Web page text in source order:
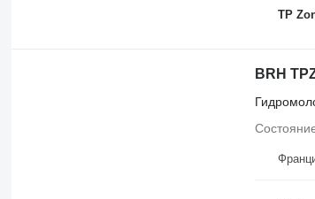
TP
BRH